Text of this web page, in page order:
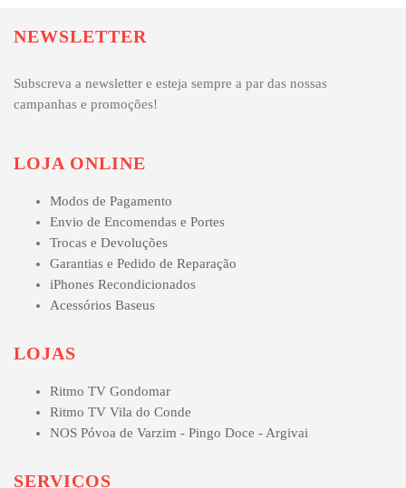
NEWSLETTER
Subscreva a newsletter e esteja sempre a par das nossas
campanhas e promoções!
LOJA ONLINE
Modos de Pagamento
Envio de Encomendas e Portes
Trocas e Devoluções
Garantias e Pedido de Reparação
iPhones Recondicionados
Acessórios Baseus
LOJAS
Ritmo TV Gondomar
Ritmo TV Vila do Conde
NOS Póvoa de Varzim - Pingo Doce - Argivai
SERVIÇOS